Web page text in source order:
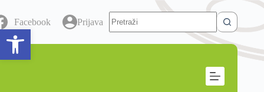
Open toolbar
Facebook Prijava